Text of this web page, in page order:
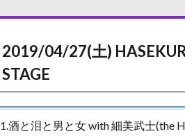
2019/04/27(土)
Revolution × 東
北ライブハウ
ス大作戦
STAGE
2
2019/04/27(土)
2019/04/27(土)
STAGE
1.酒と泪と男と女 with 細美武士(the